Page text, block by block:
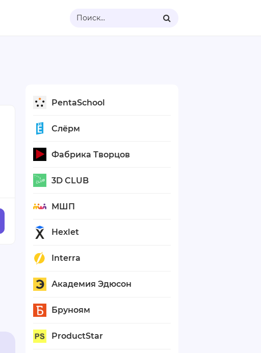
Поиск...
PentaSchool
Слёрм
Фабрика Творцов
3D CLUB
МШП
Hexlet
Interra
Академия Эдюсон
Бруноям
ProductStar